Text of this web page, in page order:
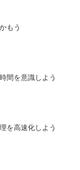
もう
を意識しよう
高速化しよう